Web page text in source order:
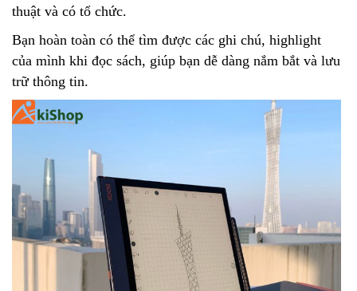
thuật và có tổ chức.
Bạn hoàn toàn có thể tìm được các ghi chú, highlight
của mình khi đọc sách, giúp bạn dễ dàng nắm bắt và lưu
trữ thông tin.